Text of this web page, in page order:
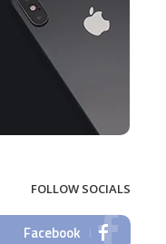
FOLLOW SOCIALS
Facebook